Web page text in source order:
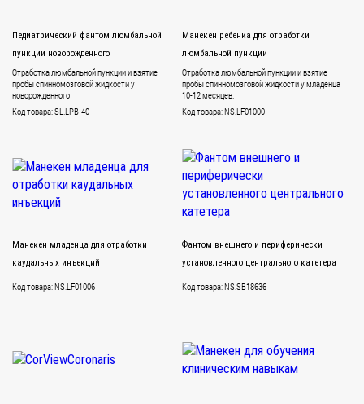
Педиатрический фантом люмбальной
пункции новорожденного
Отработка люмбальной пункции и взятие
пробы спинномозговой жидкости у
новорожденного
Код товара: SL.LPB-40
Манекен ребенка для отработки
люмбальной пункции
Отработка люмбальной пункции и взятие
пробы спинномозговой жидкости у младенца
10-12 месяцев.
Код товара: NS.LF01000
Манекен младенца для отработки
каудальных инъекций
Код товара: NS.LF01006
Фантом внешнего и периферически
установленного центрального катетера
Код товара: NS.SB18636